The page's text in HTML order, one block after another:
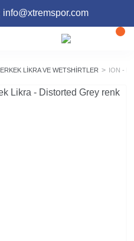
info@xtremspor.com
ERKEK LIKRA VE WETSHIRTLER ION -